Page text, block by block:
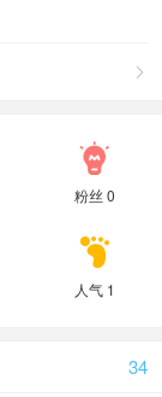


粉丝 0

人气 1
34